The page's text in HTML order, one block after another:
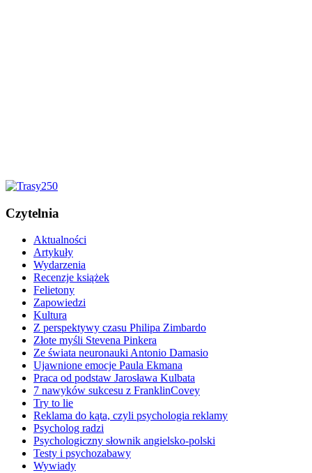
Czytelnia
Aktualności
Artykuły
Wydarzenia
Recenzje książek
Felietony
Zapowiedzi
Kultura
Z perspektywy czasu Philipa Zimbardo
Złote myśli Stevena Pinkera
Ze świata neuronauki Antonio Damasio
Ujawnione emocje Paula Ekmana
Praca od podstaw Jarosława Kulbata
7 nawyków sukcesu z FranklinCovey
Try to lie
Reklama do kąta, czyli psychologia reklamy
Psycholog radzi
Psychologiczny słownik angielsko-polski
Testy i psychozabawy
Wywiady